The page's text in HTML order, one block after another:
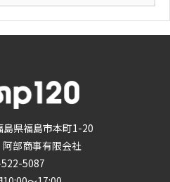
県福島市本町1-20
部商事有限会社
5087